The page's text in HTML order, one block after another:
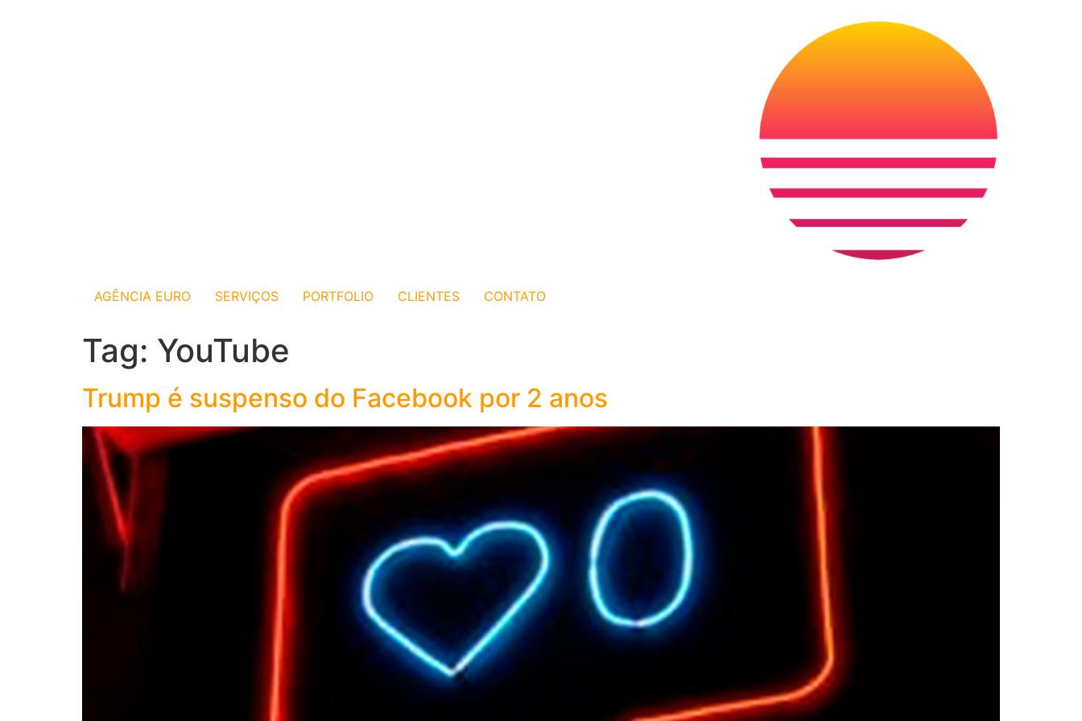
AGÊNCIA EURO SERVIÇOS PORTFOLIO CLIENTES CONTATO
Tag: YouTube
Trump é suspenso do Facebook por 2 anos